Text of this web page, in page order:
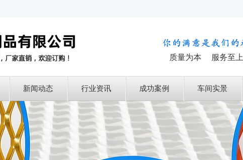
质量为本 服务至上
新闻动态 行业资讯 成功案例 车间实景